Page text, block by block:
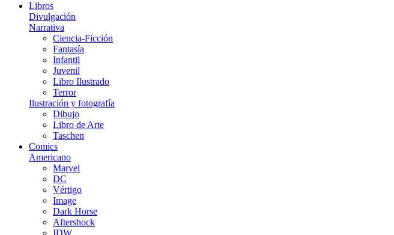
Libros
Divulgación
Narrativa
Ciencia-Ficción
Fantasía
Infantil
Juvenil
Libro Ilustrado
Terror
Ilustración y fotografía
Dibujo
Libro de Arte
Taschen
Comics
Americano
Marvel
DC
Vértigo
Image
Dark Horse
Aftershock
IDW